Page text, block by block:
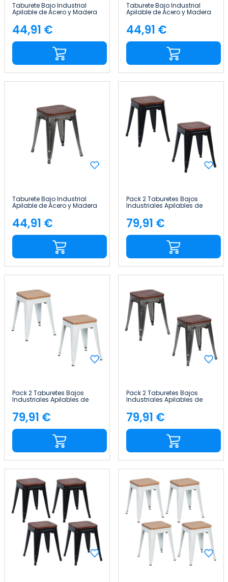
Taburete Bajo Industrial
Apilable de Acero y Madera
38x38x46cm Thinia Home
Precio
44,91 €
Taburete Bajo Industrial
Apilable de Acero y Madera
38x38x46cm Thinia Home
Precio
44,91 €
Taburete Bajo Industrial
Apilable de Acero y Madera
Precio
44,91 €
Pack 2 Taburetes Bajos
Industriales Apilables de
38x38x46cm Thinia Home
Precio
79,91 €
Pack 2 Taburetes Bajos
Industriales Apilables de
Acero y Madera
38x38x46cm Thinia Home
Precio
79,91 €
Pack 2 Taburetes Bajos
Industriales Apilables de
Acero y Madera
38x38x46cm Thinia Home
Precio
79,91 €